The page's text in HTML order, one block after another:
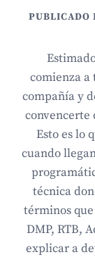
PUBLICADO
comienza
compañía y
convencerte
Esto es lo
cuando
técnica
términos
DMP, RTB,
explicar a